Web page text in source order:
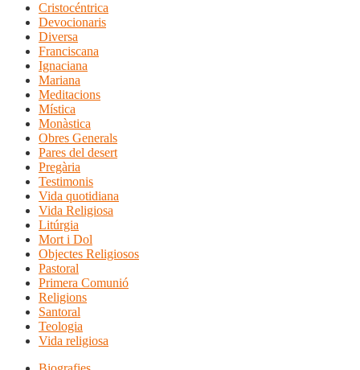
Cristocéntrica
Devocionaris
Diversa
Franciscana
Ignaciana
Mariana
Meditacions
Mística
Monàstica
Obres Generals
Pares del desert
Pregària
Testimonis
Vida quotidiana
Vida Religiosa
Litúrgia
Mort i Dol
Objectes Religiosos
Pastoral
Primera Comunió
Religions
Santoral
Teologia
Vida religiosa